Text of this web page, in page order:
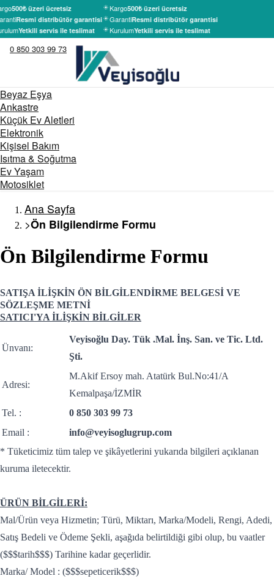
500₺ üzeri ücretsiz
Resmi distribütör garantisi
Yetkili servis ile teslimat
Kargo500₺ üzeri ücretsiz
GarantiResmi distribütör garantisi
KurulumYetkili servis ile teslimat
0 850 303 99 73
Beyaz Eşya
Ankastre
Küçük Ev Aletleri
Elektronik
Kişisel Bakım
Isıtma & Soğutma
Ev Yaşam
Motosiklet
Ana Sayfa
>Ön Bilgilendirme Formu
Ön Bilgilendirme Formu
SATIŞA İLİŞKİN ÖN BİLGİLENDİRME BELGESİ VE
SÖZLEŞME METNİ
SATICI'YA İLİŞKİN BİLGİLER
Ünvanı:
Veyisoğlu Day. Tük .Mal. İnş. San. ve Tic. Ltd.
Şti.
Adresi:
M.Akif Ersoy mah. Atatürk Bul.No:41/A
Kemalpaşa/İZMİR
Tel. :
0 850 303 99 73
Email :
info@veyisoglugrup.com
* Tüketicimiz tüm talep ve şikâyetlerini yukarıda bilgileri açıklanan
kuruma iletecektir.
ÜRÜN BİLGİLERİ:
Mal/Ürün veya Hizmetin; Türü, Miktarı, Marka/Modeli, Rengi, Adedi,
Satış Bedeli ve Ödeme Şekli, aşağıda belirtildiği gibi olup, bu vaatler
($$$tarih$$$) Tarihine kadar geçerlidir.
Marka/ Model : ($$$sepeticerik$$$)